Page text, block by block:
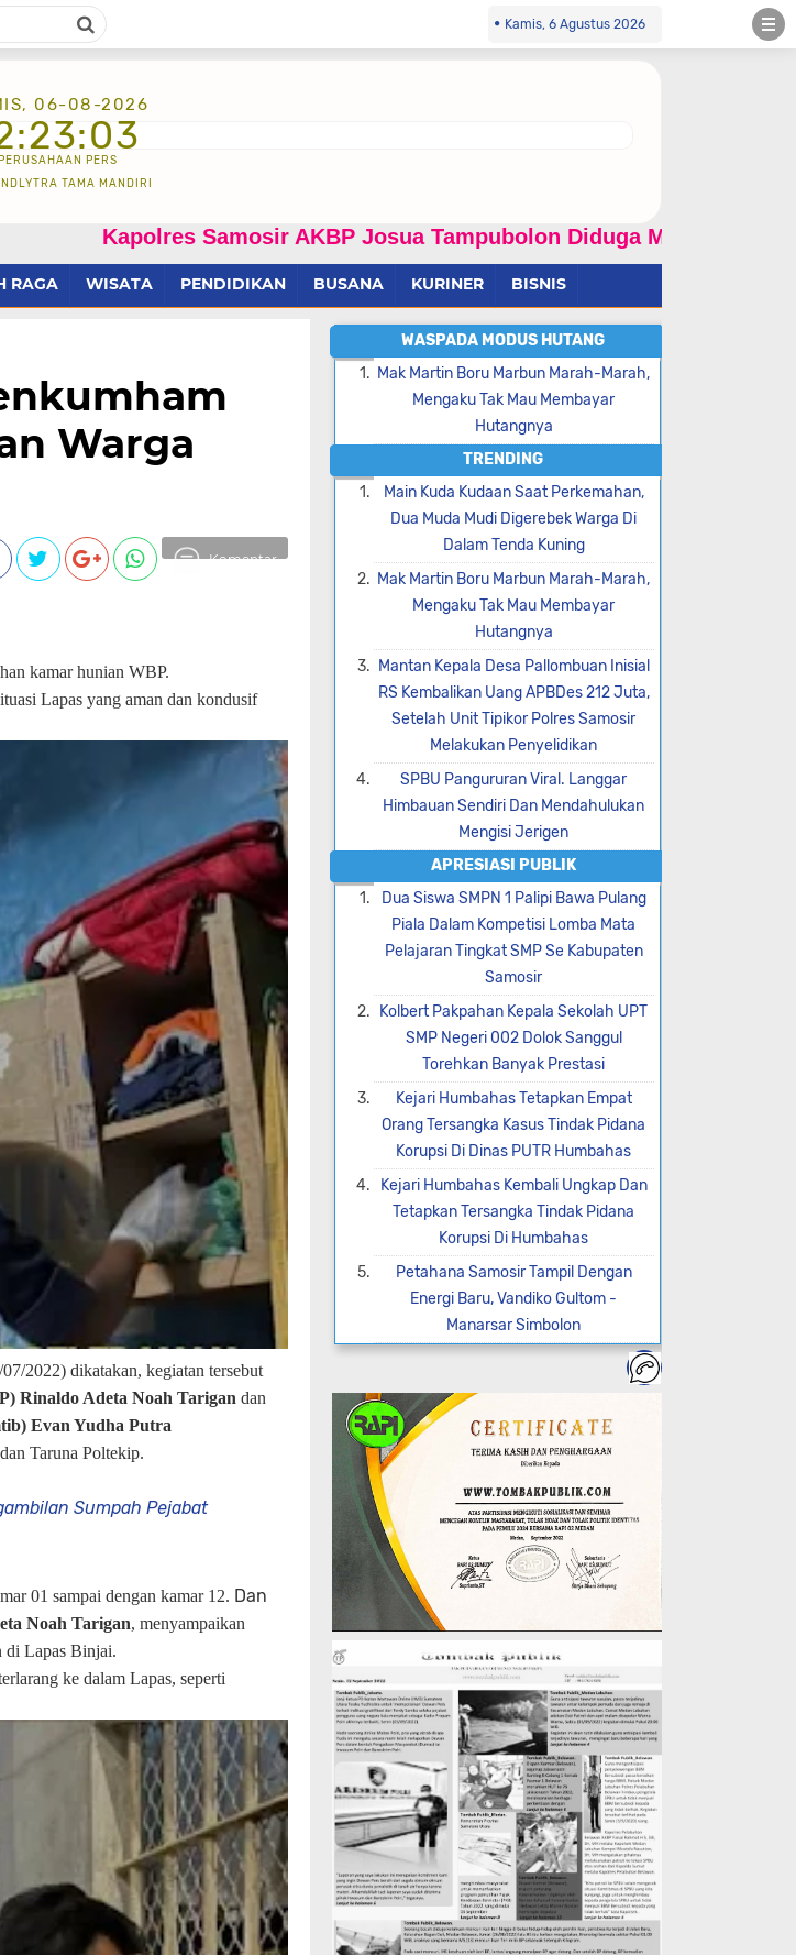
Kamis, 6 Agustus 2026
06-08-2026
PERUSAHAAN PERS
TAMA MANDIRI
Samosir AKBP Josua Tampubolon Diduga Menyalahgunakan
RAGA WISATA PENDIDIKAN BUSANA KURINER BISNIS
Warga
Komentar
kamar hunian WBP.
Lapas yang aman dan kondusif
2022) dikatakan, kegiatan tersebut
Rinaldo Adeta Noah Tarigan dan
Evan Yudha Putra
Taruna Poltekip.
Sumpah Pejabat
01 sampai dengan kamar 12. Dan
Noah Tarigan, menyampaikan
di Lapas Binjai.
ke dalam Lapas, seperti
WASPADA MODUS HUTANG
Mak Martin Boru Marbun Marah-Marah,
Mengaku Tak Mau Membayar
Hutangnya
TRENDING
Main Kuda Kudaan Saat Perkemahan,
Dua Muda Mudi Digerebek Warga Di
Dalam Tenda Kuning
Mak Martin Boru Marbun Marah-Marah,
Mengaku Tak Mau Membayar
Hutangnya
Mantan Kepala Desa Pallombuan Inisial
RS Kembalikan Uang APBDes 212 Juta,
Setelah Unit Tipikor Polres Samosir
Melakukan Penyelidikan
SPBU Pangururan Viral. Langgar
Himbauan Sendiri Dan Mendahulukan
Mengisi Jerigen
APRESIASI PUBLIK
Dua Siswa SMPN 1 Palipi Bawa Pulang
Piala Dalam Kompetisi Lomba Mata
Pelajaran Tingkat SMP Se Kabupaten
Samosir
Kolbert Pakpahan Kepala Sekolah UPT
SMP Negeri 002 Dolok Sanggul
Torehkan Banyak Prestasi
Kejari Humbahas Tetapkan Empat
Orang Tersangka Kasus Tindak Pidana
Korupsi Di Dinas PUTR Humbahas
Kejari Humbahas Kembali Ungkap Dan
Tetapkan Tersangka Tindak Pidana
Korupsi Di Humbahas
Petahana Samosir Tampil Dengan
Energi Baru, Vandiko Gultom -
Manarsar Simbolon